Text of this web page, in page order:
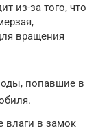
из-за того, что
вращения
попавшие в
влаги в замок